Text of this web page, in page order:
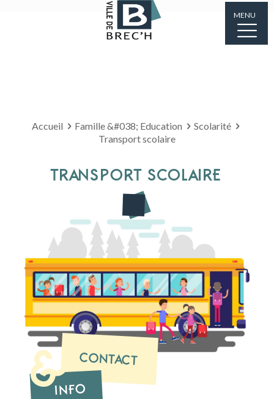
MENU
Accueil Famille &#038; Education
Scolarité
Transport scolaire
TRANSPORT SCOLAIRE
CONTACT
INFO